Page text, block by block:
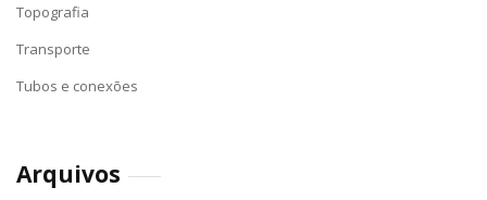
Topografia
Transporte
Tubos e conexões
Arquivos